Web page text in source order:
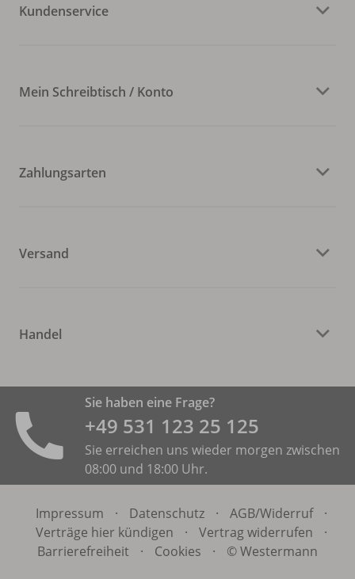
Kundenservice
Mein Schreibtisch / Konto
Zahlungsarten
Versand
Handel
Sie haben eine Frage?
+49 531 ­123 25 125
Sie erreichen uns wieder morgen zwischen
08:00 und 18:00 Uhr.
Impressum · Datenschutz · AGB/Widerruf
·
Verträge hier kündigen
· Vertrag widerrufen
·
Barrierefreiheit
· Cookies · © Westermann